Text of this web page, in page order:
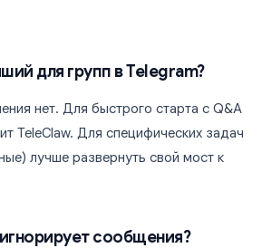
для групп в Telegram?
нет. Для быстрого старта с Q&A
TeleClaw. Для специфических задач
лучше развернуть свой мост к
сообщения?